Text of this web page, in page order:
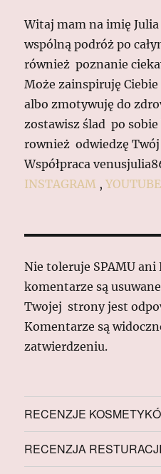
Witaj mam na imię Julia
wspólną podróż po
również poznanie
Może zainspiruję
albo zmotywuję do
zostawisz ślad po sobie
rownież odwiedzę
Współpraca
INSTAGRAM ,YOUTUBE
Nie toleruje SPAMU ani
komentarze są
Twojej strony jest
Komentarze są
zatwierdzeniu.
RECENZJE
RECENZJA